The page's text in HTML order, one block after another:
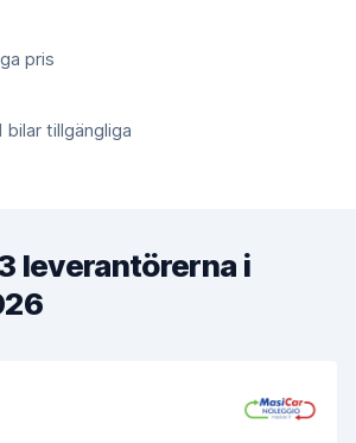
pris
tillgängliga
leverantörerna i